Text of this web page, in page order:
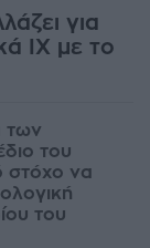
για
ΙΧ με το
των
του
στόχο να
του